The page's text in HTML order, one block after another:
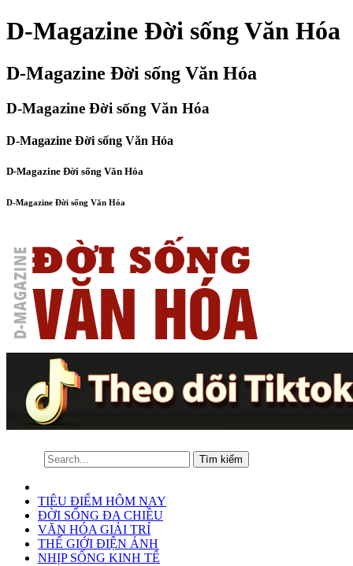
D-Magazine Đời sống Văn Hóa
D-Magazine Đời sống Văn Hóa
D-Magazine Đời sống Văn Hóa
D-Magazine Đời sống Văn Hóa
D-Magazine Đời sống Văn Hóa
D-Magazine Đời sống Văn Hóa
TIÊU ĐIỂM HÔM NAY
ĐỜI SỐNG ĐA CHIỀU
VĂN HÓA GIẢI TRÍ
THẾ GIỚI ĐIỆN ẢNH
NHỊP SỐNG KINH TẾ